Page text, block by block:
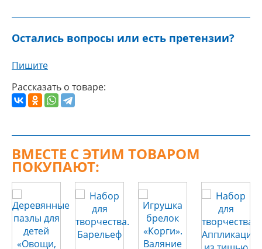
Остались вопросы или есть претензии?
Пишите
Рассказать о товаре:
ВМЕСТЕ С ЭТИМ ТОВАРОМ
ПОКУПАЮТ: